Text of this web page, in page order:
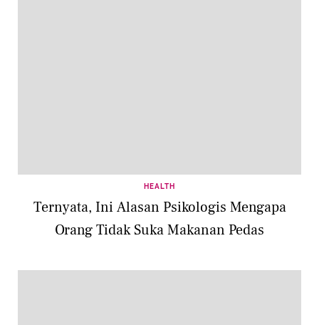
HEALTH
Ternyata, Ini Alasan Psikologis Mengapa
Orang Tidak Suka Makanan Pedas